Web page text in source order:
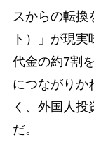
スからの転換
ト）」が現
代金の約7割
につながりか
く、外国人
だ。